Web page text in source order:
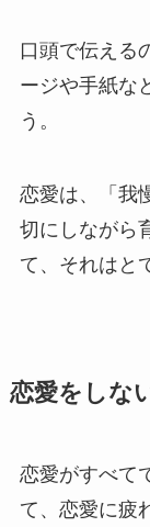
口頭で伝える
ージや手紙な
う。
恋愛は、「我
切にしながら
て、それはと
恋愛をしな
恋愛がすべて
て、恋愛に疲